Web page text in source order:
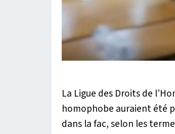
La Ligue des Droits de
homophobe auraient été
dans la fac, selon les